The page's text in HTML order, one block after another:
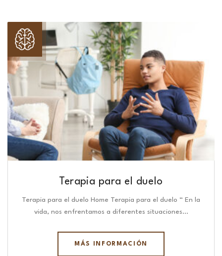
Terapia para el duelo
Terapia para el duelo Home Terapia para el duelo “ En la
vida, nos enfrentamos a diferentes situaciones…
MÁS INFORMACIÓN